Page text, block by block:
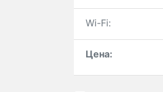
Wi-Fi:
Цена: